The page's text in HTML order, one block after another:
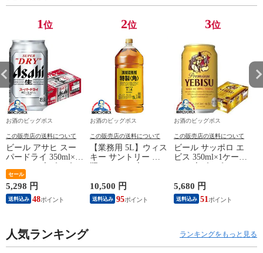
1位
お酒のビッグボス
この販売店の送料について
ビール アサヒ スー
パードライ 350ml×1
ケース/24本《024》
『IAS』【本州のみ
送料無料】
セール
5,298 円
送料込み 48
2位
お酒のビッグボス
この販売店の送料について
【業務用 5L】ウィス
キー サントリー 角
瓶 5000ml×1本
送料無料】
10,500 円
送料込み 95
3位
お酒のビッグボス
この販売店の送料について
ビール サッポロ エ
ビス 350ml×1ケー
ス/24本《024》
送料無料】ヱビス
5,680 円
送料込み 51
人気ランキング ランキングをもっと見る